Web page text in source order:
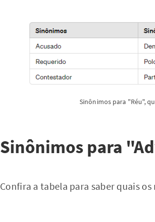
Sinônimos para "Réu",
Sinônimos para
Confira a tabela para saber quais